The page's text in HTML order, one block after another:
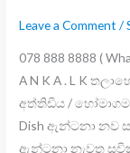
Leave a Comment /
078 888 8888 (
A N K A . L K
අත්තිඩිය /
Dish ඇන්ටනා නව
ඇන්ටනා නැවත